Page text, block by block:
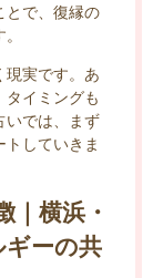
とで、復縁の
現実です。あ
タイミングも
いでは、まず
していきま
｜横浜・
ギーの共